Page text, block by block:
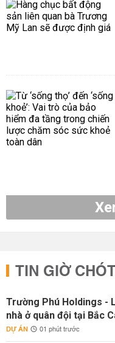
TIN GIỜ
Trường Phú Holdings -
nhà ở quân đội tại Bắc
DỰ ÁN 01 phút trước